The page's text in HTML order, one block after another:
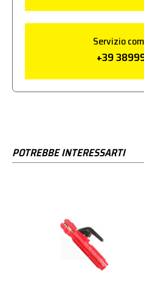
Servizio
+39
POTREBBE INTERESSARTI